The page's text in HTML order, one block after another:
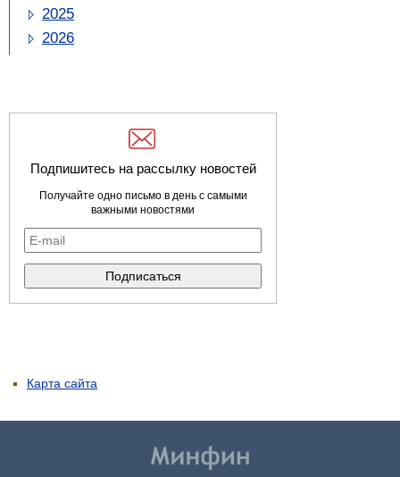
2025
2026
Подпишитесь на рассылку новостей
Получайте одно письмо в день с самыми
важными новостями
Карта сайта